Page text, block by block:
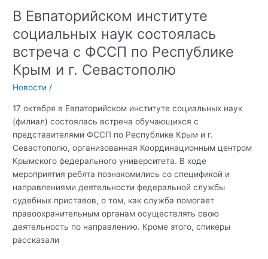
В Евпаторийском институте
социальных наук состоялась
встреча с ФССП по Республике
Крым и г. Севастополю
Новости /
17 октября в Евпаторийском институте социальных наук
(филиал) состоялась встреча обучающихся с
представителями ФССП по Республике Крым и г.
Севастополю, организованная Координационным центром
Крымского федерального университета. В ходе
мероприятия ребята познакомились со спецификой и
направлениями деятельности федеральной службы
судебных приставов, о том, как служба помогает
правоохранительным органам осуществлять свою
деятельность по направлению. Кроме этого, спикеры
рассказали